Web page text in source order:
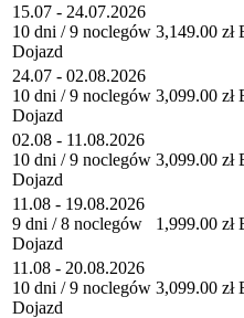
15.07 - 24.07.2026
10 dni / 9 noclegów
Dojazd
3,149.00 zł
24.07 - 02.08.2026
10 dni / 9 noclegów
Dojazd
3,099.00 zł
02.08 - 11.08.2026
10 dni / 9 noclegów
Dojazd
3,099.00 zł
11.08 - 19.08.2026
9 dni / 8 noclegów
Dojazd
1,999.00 zł
11.08 - 20.08.2026
10 dni / 9 noclegów
Dojazd
3,099.00 zł